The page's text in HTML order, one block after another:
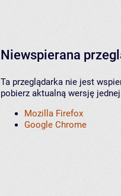
Niewspierana
Ta przeglądarka nie jest
pobierz aktualną wersję
Mozilla Firefox
Google Chrome